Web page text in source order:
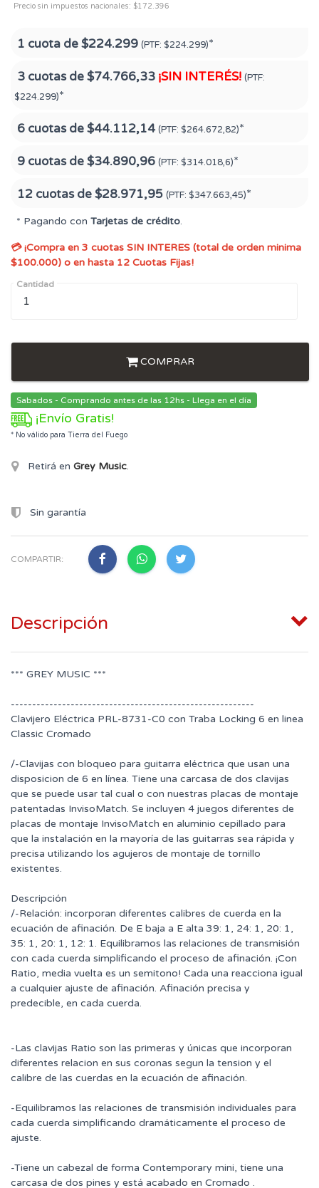
Precio sin impuestos nacionales: $172.396
1 cuota de$224.299 (PTF: $224.299)*
3 cuotas de$74.766,33 ¡SIN INTERÉS! (PTF:
$224.299)*
6 cuotas de$44.112,14 (PTF: $264.672,82)*
9 cuotas de$34.890,96 (PTF: $314.018,6)*
12 cuotas de$28.971,95 (PTF: $347.663,45)*
* Pagando con Tarjetas de crédito.
💳 ¡Compra en 3 cuotas SIN INTERES (total de orden minima
$100.000) o en hasta 12 Cuotas Fijas!
Cantidad
COMPRAR
Sabados - Comprando antes de las 12hs - Llega en el día
¡Envío Gratis!
* No válido para Tierra del Fuego
Retirá en Grey Music.
Sin garantía
COMPARTIR:
Descripción
*** GREY MUSIC ***
---------------------------------------------------------
Clavijero Eléctrica PRL-8731-C0 con Traba Locking 6 en linea
Classic Cromado
/-Clavijas con bloqueo para guitarra eléctrica que usan una
disposicion de 6 en línea. Tiene una carcasa de dos clavijas
que se puede usar tal cual o con nuestras placas de montaje
patentadas InvisoMatch. Se incluyen 4 juegos diferentes de
placas de montaje InvisoMatch en aluminio cepillado para
que la instalación en la mayoría de las guitarras sea rápida y
precisa utilizando los agujeros de montaje de tornillo
existentes.
Descripción
/-Relación: incorporan diferentes calibres de cuerda en la
ecuación de afinación. De E baja a E alta 39: 1, 24: 1, 20: 1,
35: 1, 20: 1, 12: 1. Equilibramos las relaciones de transmisión
con cada cuerda simplificando el proceso de afinación. ¡Con
Ratio, media vuelta es un semitono! Cada una reacciona igual
a cualquier ajuste de afinación. Afinación precisa y
predecible, en cada cuerda.
-Las clavijas Ratio son las primeras y únicas que incorporan
diferentes relacion en sus coronas segun la tension y el
calibre de las cuerdas en la ecuación de afinación.
-Equilibramos las relaciones de transmisión individuales para
cada cuerda simplificando dramáticamente el proceso de
ajuste.
-Tiene un cabezal de forma Contemporary mini, tiene una
carcasa de dos pines y está acabado en Cromado .